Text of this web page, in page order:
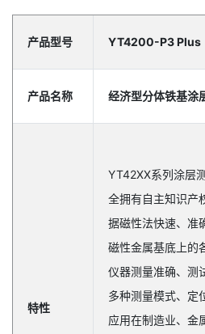
产品型号 YT4200-P3 Plus
产品名称 经济型分体铁基涂
特性
YT42XX系列涂层
全拥有自主知识产
据磁性法快速、准
磁性金属基底上的
仪器测量准确、测
多种测量模式、定
应用在制造业、金